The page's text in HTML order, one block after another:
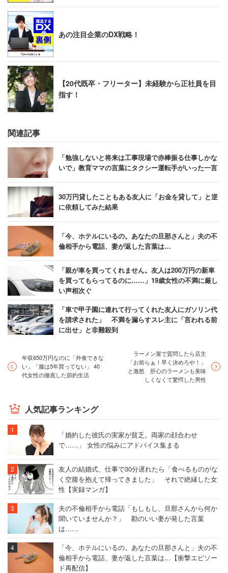
あの注目企業のDX戦略！
【20代既卒・フリーター】未経験から正社員を目
指す！
関連記事
「勉強しないと将来は工事現場で赤棒振る仕事しかな
いで」教育ママの言葉にタクシー運転手がいった一言
30万円貸したこともある友人に「お金を貸して」と逆
に依頼してみた結果
「今、ホテルにいるの。あなたの旦那さんと」夫の不
倫相手から電話、妻が返した言葉は…
「親が車を買ってくれません。友人は200万円の新車
を買ってもらってるのに……」19歳女性の不満に厳し
い声相次ぐ
「車で甲子園に連れて行ってくれた友人にガソリン代
を請求された」 不満を漏らすスレ主に「言われる前
に出せ」と非難殺到
年収650万円なのに「外食できな
い」「服は5年買ってない」 40
代女性の徹底した節約生活
ラーメン屋で質問したら店主
「お前らぁ！早く決めろや！」
と激怒 肝心のラーメンも美味
しくなくて驚愕した男性
人気記事ランキング
「婚約した彼氏の実家が貧乏。両家の顔合わせ
で……」 女性の悩みにアドバイス集まる
友人の結婚式、仕事で30分遅れたら「食べるものがな
く空腹を抱えて帰ってきました」 それで絶縁した女
性【実録マンガ】
夫の不倫相手から電話「もしもし、旦那さんから何か
聞いていませんか？」 勘のいい妻が発した言葉
は……
「今、ホテルにいるの。あなたの旦那さんと」夫の不
倫相手から電話、妻が返した言葉は…【衝撃エピソー
ド再配信】